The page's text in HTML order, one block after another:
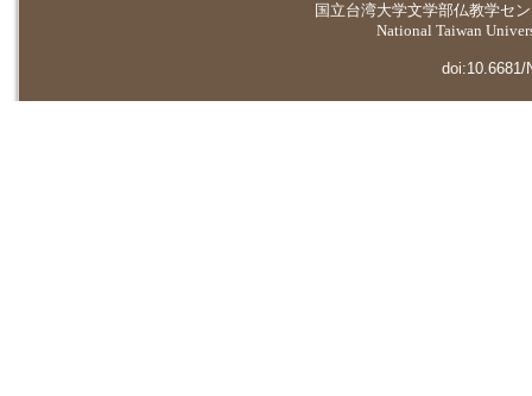
国立台湾大学文学部仏教学セ
National Taiwan
doi:10.6681/